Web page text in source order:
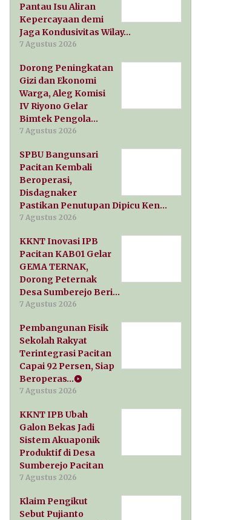
Pantau Isu Aliran
Kepercayaan demi
Jaga Kondusivitas Wilay…
7 Agustus 2026
Dorong Peningkatan
Gizi dan Ekonomi
Warga, Aleg Komisi
IV Riyono Gelar
Bimtek Pengola…
7 Agustus 2026
SPBU Bangunsari
Pacitan Kembali
Beroperasi,
Disdagnaker
Pastikan Penutupan Dipicu Ken…
7 Agustus 2026
KKNT Inovasi IPB
Pacitan KAB01 Gelar
GEMA TERNAK,
Dorong Peternak
Desa Sumberejo Beri…
7 Agustus 2026
Pembangunan Fisik
Sekolah Rakyat
Terintegrasi Pacitan
Capai 92 Persen, Siap
Beroperas…
7 Agustus 2026
KKNT IPB Ubah
Galon Bekas Jadi
Sistem Akuaponik
Produktif di Desa
Sumberejo Pacitan
7 Agustus 2026
Klaim Pengikut
Sebut Pujianto